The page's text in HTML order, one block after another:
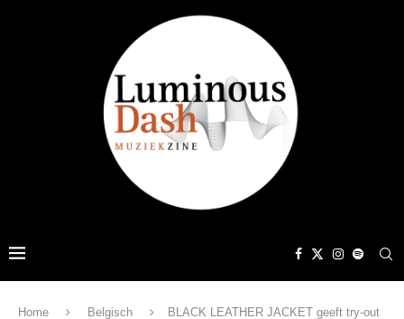
Home Belgisch
BLACK LEATHER JACKET geeft try-out